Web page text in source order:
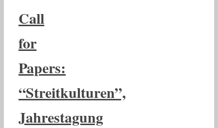
Call
for
Papers:
“Streitkulturen”,
Jahrestagung